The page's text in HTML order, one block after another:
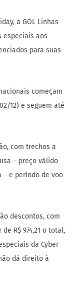
a GOL Linhas
especiais aos
para suas
começam
12) e seguem até
com trechos a
– preço válido
– e período de voo
descontos, com
R$ 974,21 o total,
da Cyber
dá direito à